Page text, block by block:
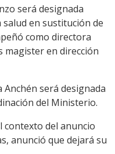
será designada
en sustitución de
como directora
magister en dirección
será designada
del Ministerio.
contexto del anuncio
anunció que dejará su